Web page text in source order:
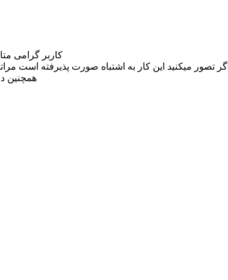
کاربر گرامی
اگر تصور میکنید این کار به اشتباه صورت پذیرفته است مراتب این مسئله را
همچنین